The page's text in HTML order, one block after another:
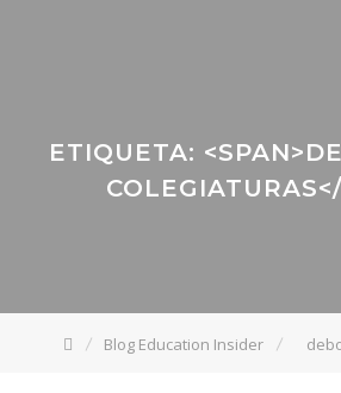
ETIQUETA:
Blog Education Insider